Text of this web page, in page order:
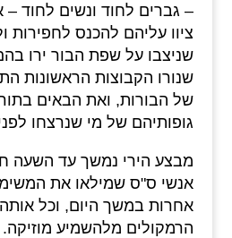
– גברים לחוד ונשים לחוד
ציוו עליהם להכנס לחפירות
שניצבו על שפת הבור ירו
שנורו הקבוצות הראשונות
של הבורות, ואת הבאים
גופותיהם של מי שנרצחו
מבצע הירי נמשך עד השעה
אנשי ס"ס שמילאו את
אחרות במשך היום, וכל
הרמקולים מלהשמיע מוזיקה.